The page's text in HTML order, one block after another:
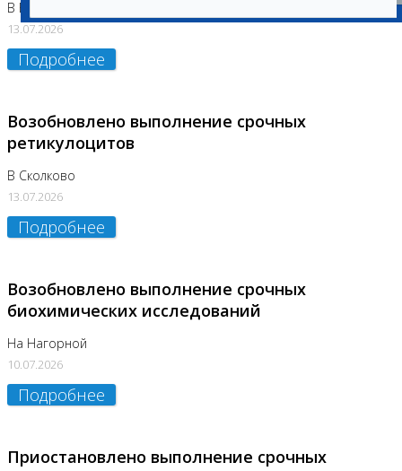
В Бутово
13.07.2026
Подробнее
Возобновлено выполнение срочных
ретикулоцитов
В Сколково
13.07.2026
Подробнее
Возобновлено выполнение срочных
биохимических исследований
На Нагорной
10.07.2026
Подробнее
Приостановлено выполнение срочных